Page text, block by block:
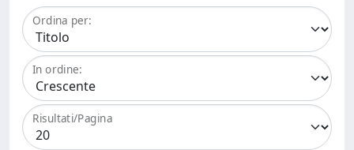
Ordina per:
In ordine:
Risultati/Pagina